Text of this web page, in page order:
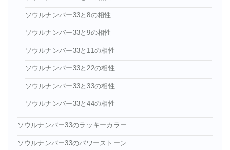
ソウルナンバー33と8の相性
ソウルナンバー33と9の相性
ソウルナンバー33と11の相性
ソウルナンバー33と22の相性
ソウルナンバー33と33の相性
ソウルナンバー33と44の相性
ソウルナンバー33のラッキーカラー
ソウルナンバー33のパワーストーン